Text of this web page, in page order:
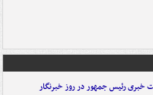
رئیس جمهور در روز خبرنگار